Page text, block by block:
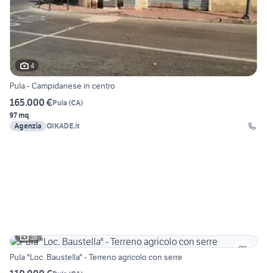
4
Pula - Campidanese in centro
165.000 €Pula (CA)
97 mq
Agenzia OIKADE.it
18
Pula "Loc. Baustella" - Terreno agricolo con serre